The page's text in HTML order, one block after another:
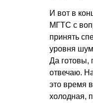
И вот в
МГТС с
принять
уровня
Да готовы,
отвечаю.
это время
холодная,